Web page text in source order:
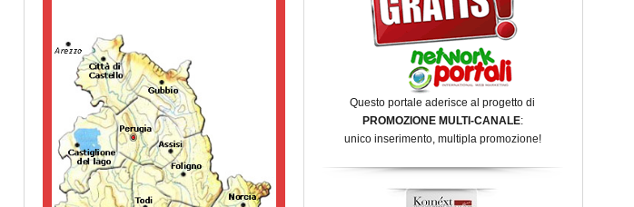
Questo portale aderisce al progetto di
PROMOZIONE MULTI-CANALE:
unico inserimento, multipla promozione!